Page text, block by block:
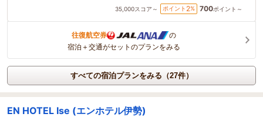
35,000スコア～ ポイント 2% 700ポイント～
往復航空券
の
宿泊＋交通がセットのプランをみる
すべての宿泊プランをみる（27件）
EN HOTEL Ise (エンホテル伊勢)